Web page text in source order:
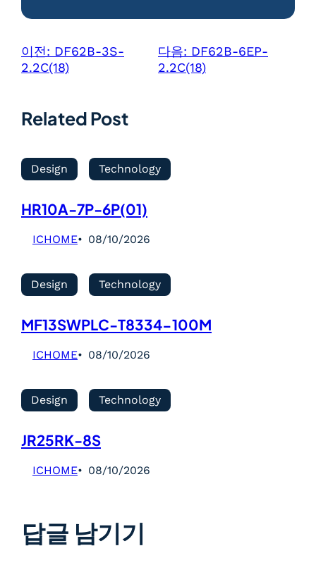
이전: DF62B-3S-
2.2C(18)
다음: DF62B-6EP-
2.2C(18)
Related Post
Design Technology
HR10A-7P-6P(01)
ICHOME 08/10/2026
Design Technology
MF13SWPLC-T8334-100M
ICHOME 08/10/2026
Design Technology
JR25RK-8S
ICHOME 08/10/2026
답글 남기기